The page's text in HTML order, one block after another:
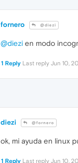
fornero @diezi
@diezi en modo
1 Reply Last reply Jun 10,
diezi @fornero
ok, mi ayuda en linux
1 Reply Last reply Jun 10,